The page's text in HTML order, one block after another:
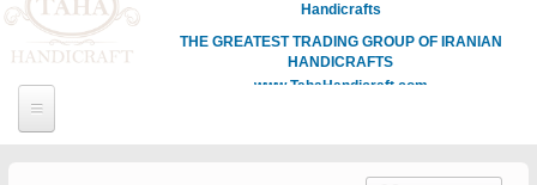
Handicrafts
THE GREATEST TRADING GROUP OF IRANIAN
HANDICRAFTS
www.TahaHandicraft.com